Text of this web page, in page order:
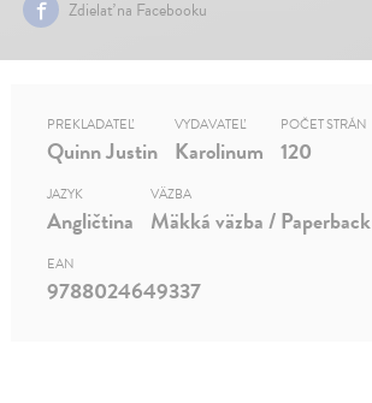
Zdielať na Facebooku
PREKLADATEĽ
Quinn Justin
VYDAVATEĽ
Karolinum
POČET STRÁN
120
JAZYK
Angličtina
VÄZBA
Mäkká väzba / Paperback
EAN
9788024649337